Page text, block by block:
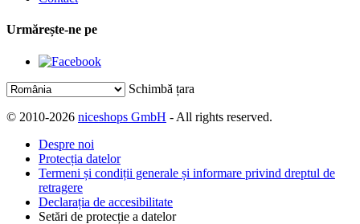
Urmărește-ne pe
Schimbă țara
© 2010-2026 niceshops GmbH - All rights reserved.
Despre noi
Protecția datelor
Termeni și condiții generale și informare privind dreptul de
retragere
Declarația de accesibilitate
Setări de protecție a datelor